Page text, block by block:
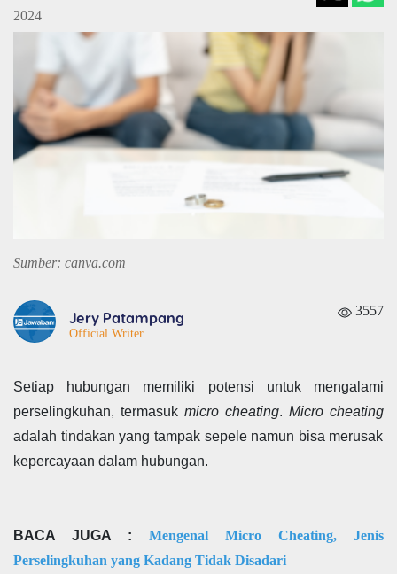
2024
Sumber: canva.com
Jery Patampang
Official Writer
3557
Setiap hubungan memiliki potensi untuk mengalami
perselingkuhan, termasuk micro cheating. Micro cheating
adalah tindakan yang tampak sepele namun bisa merusak
kepercayaan dalam hubungan.
BACA JUGA : Mengenal Micro Cheating, Jenis
Perselingkuhan yang Kadang Tidak Disadari